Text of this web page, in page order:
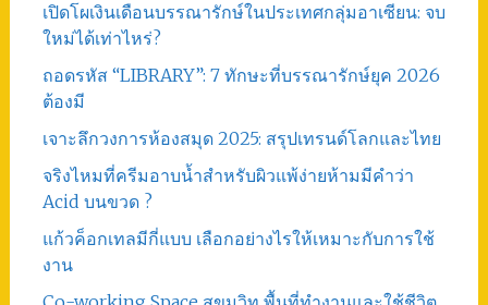
เปิดโผเงินเดือนบรรณารักษ์ในประเทศกลุ่มอาเซียน: จบ
ใหม่ได้เท่าไหร่?
ถอดรหัส “LIBRARY”: 7 ทักษะที่บรรณารักษ์ยุค 2026
ต้องมี
เจาะลึกวงการห้องสมุด 2025: สรุปเทรนด์โลกและไทย
จริงไหมที่ครีมอาบน้ำสำหรับผิวแพ้ง่ายห้ามมีคำว่า
Acid บนขวด ?
แก้วค็อกเทลมีกี่แบบ เลือกอย่างไรให้เหมาะกับการใช้
งาน